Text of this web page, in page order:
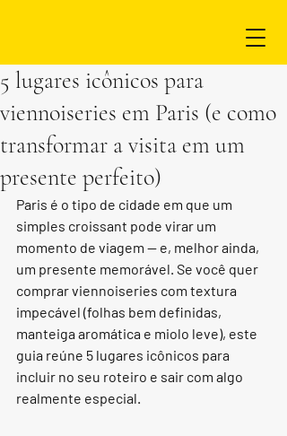
5 lugares icônicos para
viennoiseries em Paris (e como
transformar a visita em um
presente perfeito)
Paris é o tipo de cidade em que um
simples croissant pode virar um
momento de viagem — e, melhor ainda,
um presente memorável. Se você quer
comprar viennoiseries com textura
impecável (folhas bem definidas,
manteiga aromática e miolo leve), este
guia reúne 5 lugares icônicos para
incluir no seu roteiro e sair com algo
realmente especial.